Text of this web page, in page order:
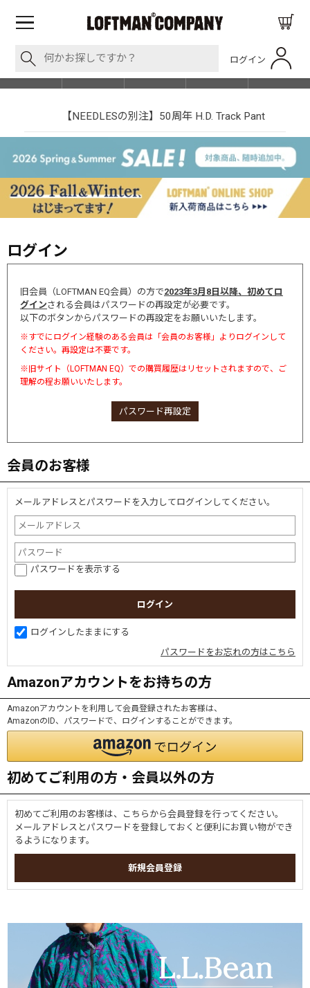
ログイン
SHOP LIST
【NEEDLESの別注】50周年 H.D. Track Pant
ログイン
旧会員（LOFTMAN EQ会員）の方で2023年3月8日以降、初めてロ
グインされる会員はパスワードの再設定が必要です。
以下のボタンからパスワードの再設定をお願いいたします。
※すでにログイン経験のある会員は「会員のお客様」よりログインして
ください。再設定は不要です。
※旧サイト（LOFTMAN EQ）での購買履歴はリセットされますので、ご
理解の程お願いいたします。
パスワード再設定
会員のお客様
メールアドレスとパスワードを入力してログインしてください。
パスワードを表示する
ログインしたままにする
パスワードをお忘れの方はこちら
Amazonアカウントをお持ちの方
Amazonアカウントを利用して会員登録されたお客様は、
AmazonのID、パスワードで、ログインすることができます。
初めてご利用の方・会員以外の方
初めてご利用のお客様は、こちらから会員登録を行ってください。
メールアドレスとパスワードを登録しておくと便利にお買い物ができ
るようになります。